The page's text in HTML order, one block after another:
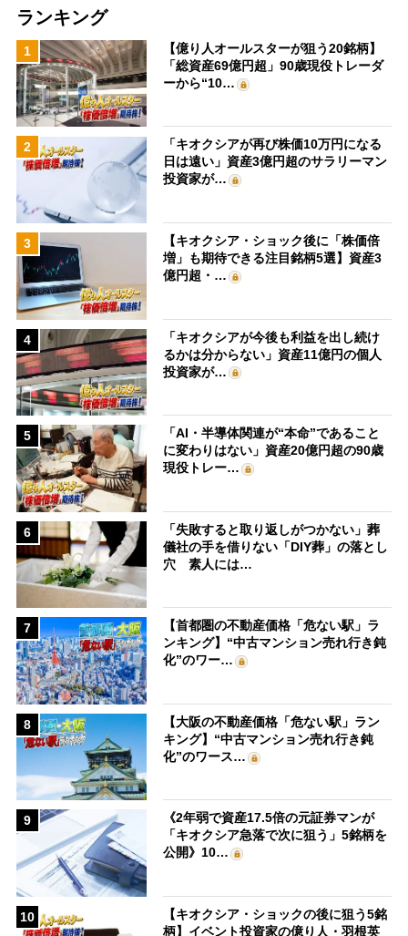
ランキング
1
【億り人オールスターが狙う20銘柄】
「総資産69億円超」90歳現役トレーダ
ーから“10…
2
「キオクシアが再び株価10万円になる
日は遠い」資産3億円超のサラリーマン
投資家が…
3
【キオクシア・ショック後に「株価倍
増」も期待できる注目銘柄5選】資産3
億円超・…
4
「キオクシアが今後も利益を出し続け
るかは分からない」資産11億円の個人
投資家が…
5
「AI・半導体関連が“本命”であること
に変わりはない」資産20億円超の90歳
現役トレー…
6
「失敗すると取り返しがつかない」葬
儀社の手を借りない「DIY葬」の落とし
穴 素人には…
7
【首都圏の不動産価格「危ない駅」ラ
ンキング】“中古マンション売れ行き鈍
化”のワー…
8
【大阪の不動産価格「危ない駅」ラン
キング】“中古マンション売れ行き鈍
化”のワース…
9
《2年弱で資産17.5倍の元証券マンが
「キオクシア急落で次に狙う」5銘柄を
公開》10…
10
【キオクシア・ショックの後に狙う5銘
柄】イベント投資家の億り人・羽根英